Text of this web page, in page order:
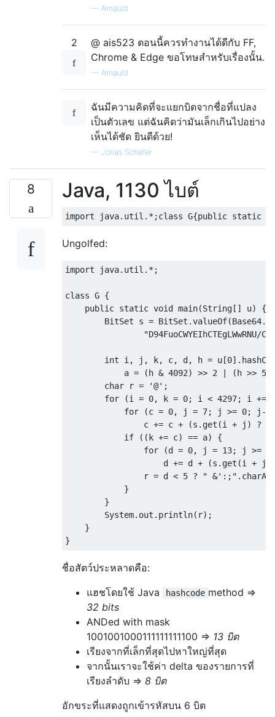
— Arnauld
2
@ ais523 ตอนนี้ควรทำงานได้ดีกับ FF,
Chrome & Edge ขอโทษสำหรับเรื่องนั้น.
— Arnauld
ฉันมีความคิดที่จะแยกบิตจากชื่อที่แปลง
เป็นตัวเลข แต่ฉันคิดว่ามันเล็กเกินไปอย่าง
เห็นได้ชัด ยินดีด้วย!
— Jonas Schäfer
8 Java, 1130 ไบต์
Ungolfed:
import java.util.*;
class G {
    public static void main(String[] u) {
BitSet s =
"D94FuoCWYEIhCTEgLWwRNU/
int i, j, k, c, d, h =
a = (h & 4092) >> 2 | (h >>
        char r = '@';
for (i = 0, k = 0; i < 4297; i +=
for (c = 0, j = 7; j >= 0; j--
c += c + (s.get(i + j) ? 1
            if ((k += c) == a) {
for (d = 0, j = 13; j >=
d += d + (s.get(i + j)
r = d < 5 ? "
            }
        }
        System.out.println(r);
    }
ชื่อสัตว์ประหลาดคือ:
แฮชโดยใช้ Java
hashcode method =>
32 bits
ANDed with mask
1001001000111111111100 => 13 บิต
เรียงจากที่เล็กที่สุดไปหาใหญ่ที่สุด
จากนั้นเราจะใช้ค่า delta ของรายการที่
เรียงลำดับ => 8 บิต
อักขระที่แสดงถูกเข้ารหัสบน 6 บิต